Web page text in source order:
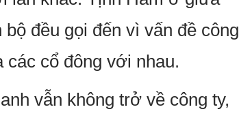
đều gọi đến vì vấn đề công
cổ đông với nhau.
vẫn không trở về công ty,